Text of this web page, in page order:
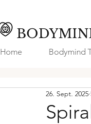
Home Bodymind
26. Sept. 2025